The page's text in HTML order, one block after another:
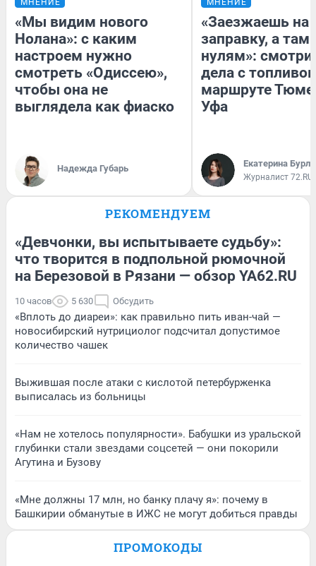
МНЕНИЕ
«Мы видим нового
Нолана»: с каким
настроем нужно
смотреть «Одиссею»,
чтобы она не
выглядела как фиаско
Надежда Губарь
МНЕНИЕ
«Заезжаешь на
заправку, а там
нулям»:
дела с
маршруте
Уфа
Екатерина
Журналист 72.RU
РЕКОМЕНДУЕМ
«Девчонки, вы испытываете судьбу»:
что творится в подпольной рюмочной
на Березовой в Рязани — обзор YA62.RU
10 часов 5 630 Обсудить
«Вплоть до диареи»: как правильно пить иван-чай —
новосибирский нутрициолог подсчитал допустимое
количество чашек
Выжившая после атаки с кислотой петербурженка
выписалась из больницы
«Нам не хотелось популярности». Бабушки из уральской
глубинки стали звездами соцсетей — они покорили
Агутина и Бузову
«Мне должны 17 млн, но банку плачу я»: почему в
Башкирии обманутые в ИЖС не могут добиться правды
ПРОМОКОДЫ